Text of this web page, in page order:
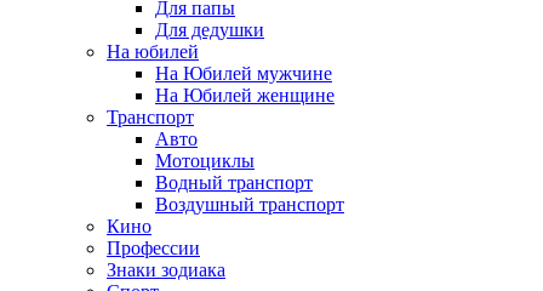
Для папы
Для дедушки
На юбилей
На Юбилей мужчине
На Юбилей женщине
Транспорт
Авто
Мотоциклы
Водный транспорт
Воздушный транспорт
Кино
Профессии
Знаки зодиака